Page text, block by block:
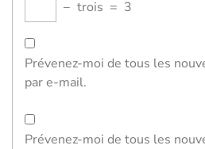
− trois = 3
Prévenez-moi de tous les
par e-mail.
Prévenez-moi de tous les